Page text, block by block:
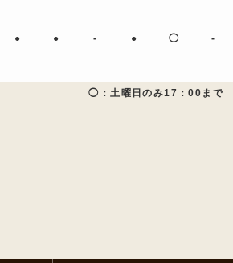
● ● - ● ◯ -
◯：土曜日のみ17：00まで